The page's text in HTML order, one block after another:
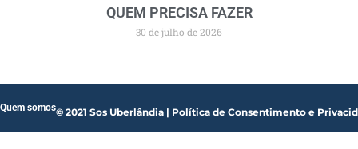
QUEM PRECISA FAZER
30 de julho de 2026
© 2021 Sos Uberlândia | Política de Consentimento e
Quem somos